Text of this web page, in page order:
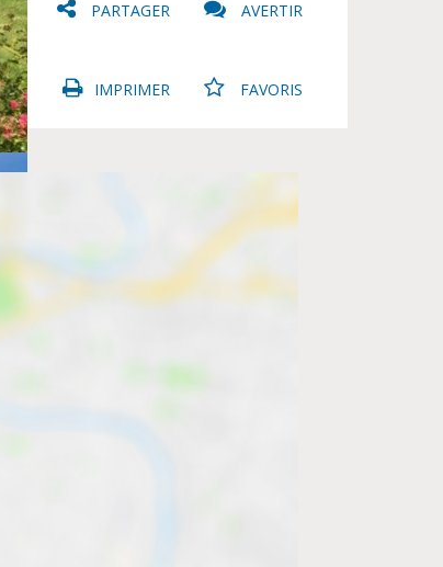
PARTAGER AVERTIR
IMPRIMER FAVORIS